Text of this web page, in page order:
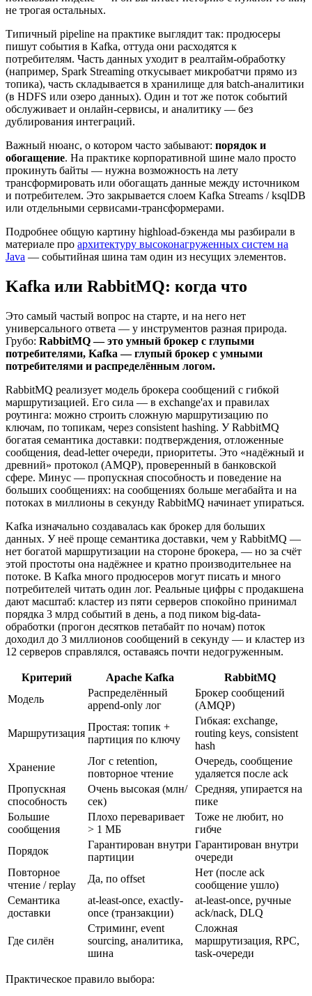
не трогая остальных.
Типичный pipeline на практике выглядит так: продюсеры
пишут события в Kafka, оттуда они расходятся к
потребителям. Часть данных уходит в реалтайм-обработку
(например, Spark Streaming откусывает микробатчи прямо из
топика), часть складывается в хранилище для batch-аналитики
(в HDFS или озеро данных). Один и тот же поток событий
обслуживает и онлайн-сервисы, и аналитику — без
дублирования интеграций.
Важный нюанс, о котором часто забывают: порядок и
обогащение. На практике корпоративной шине мало просто
прокинуть байты — нужна возможность на лету
трансформировать или обогащать данные между источником
и потребителем. Это закрывается слоем Kafka Streams / ksqlDB
или отдельными сервисами-трансформерами.
Подробнее общую картину highload-бэкенда мы разбирали в
материале про архитектуру высоконагруженных систем на
Java — событийная шина там один из несущих элементов.
Kafka или RabbitMQ: когда что
Это самый частый вопрос на старте, и на него нет
универсального ответа — у инструментов разная природа.
Грубо: RabbitMQ — это умный брокер с глупыми
потребителями, Kafka — глупый брокер с умными
потребителями и распределённым логом.
RabbitMQ реализует модель брокера сообщений с гибкой
маршрутизацией. Его сила — в exchange'ах и правилах
роутинга: можно строить сложную маршрутизацию по
ключам, по топикам, через consistent hashing. У RabbitMQ
богатая семантика доставки: подтверждения, отложенные
сообщения, dead-letter очереди, приоритеты. Это «надёжный и
древний» протокол (AMQP), проверенный в банковской
сфере. Минус — пропускная способность и поведение на
больших сообщениях: на сообщениях больше мегабайта и на
потоках в миллионы в секунду RabbitMQ начинает упираться.
Kafka изначально создавалась как брокер для больших
данных. У неё проще семантика доставки, чем у RabbitMQ —
нет богатой маршрутизации на стороне брокера, — но за счёт
этой простоты она надёжнее и кратно производительнее на
потоке. В Kafka много продюсеров могут писать и много
потребителей читать один лог. Реальные цифры с продакшена
дают масштаб: кластер из пяти серверов спокойно принимал
порядка 3 млрд событий в день, а под пиком big-data-
обработки (прогон десятков петабайт по ночам) поток
доходил до 3 миллионов сообщений в секунду — и кластер из
12 серверов справлялся, оставаясь почти недогруженным.
Критерий Apache Kafka
RabbitMQ
Модель
Распределённый
append-only лог
Брокер сообщений
(AMQP)
Маршрутизация
Простая: топик +
партиция по ключу
Гибкая: exchange,
routing keys, consistent
hash
Хранение
Лог с retention,
повторное чтение
Очередь, сообщение
удаляется после ack
Пропускная
способность
Очень высокая (млн/
сек)
Средняя, упирается на
пике
Большие
сообщения
Плохо переваривает
> 1 МБ
Тоже не любит, но
гибче
Порядок
Гарантирован внутри
партиции
Гарантирован внутри
очереди
Повторное
чтение / replay
Да, по offset
Нет (после ack
сообщение ушло)
Семантика
доставки
at-least-once, exactly-
once (транзакции)
at-least-once, ручные
ack/nack, DLQ
Где силён
Стриминг, event
sourcing, аналитика,
шина
Сложная
маршрутизация, RPC,
task-очереди
Практическое правило выбора: